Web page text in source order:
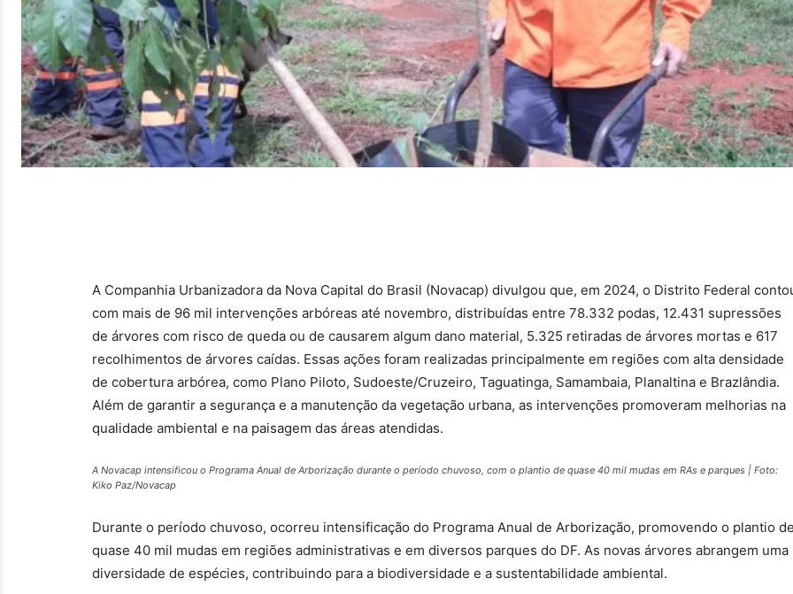
A Companhia Urbanizadora da Nova Capital do Brasil (Novacap) divulgou que, em 2024, o Distrito Federal
com mais de 96 mil intervenções arbóreas até novembro, distribuídas entre 78.332 podas, 12.431 supressões
de árvores com risco de queda ou de causarem algum dano material, 5.325 retiradas de árvores mortas e 617
recolhimentos de árvores caídas. Essas ações foram realizadas principalmente em regiões com alta densidade
de cobertura arbórea, como Plano Piloto, Sudoeste/Cruzeiro, Taguatinga, Samambaia, Planaltina e Brazlândia.
Além de garantir a segurança e a manutenção da vegetação urbana, as intervenções promoveram melhorias na
qualidade ambiental e na paisagem das áreas atendidas.
A Novacap intensificou o Programa Anual de Arborização durante o período chuvoso, com o plantio de quase 40 mil mudas em RAs e parques | Foto:
Kiko Paz/Novacap
Durante o período chuvoso, ocorreu intensificação do Programa Anual de Arborização, promovendo o plantio
quase 40 mil mudas em regiões administrativas e em diversos parques do DF. As novas árvores abrangem uma
diversidade de espécies, contribuindo para a biodiversidade e a sustentabilidade ambiental.